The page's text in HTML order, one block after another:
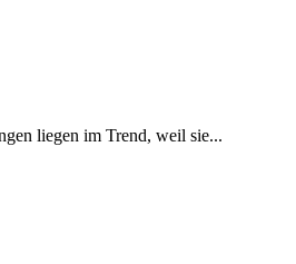
liegen im Trend, weil sie...